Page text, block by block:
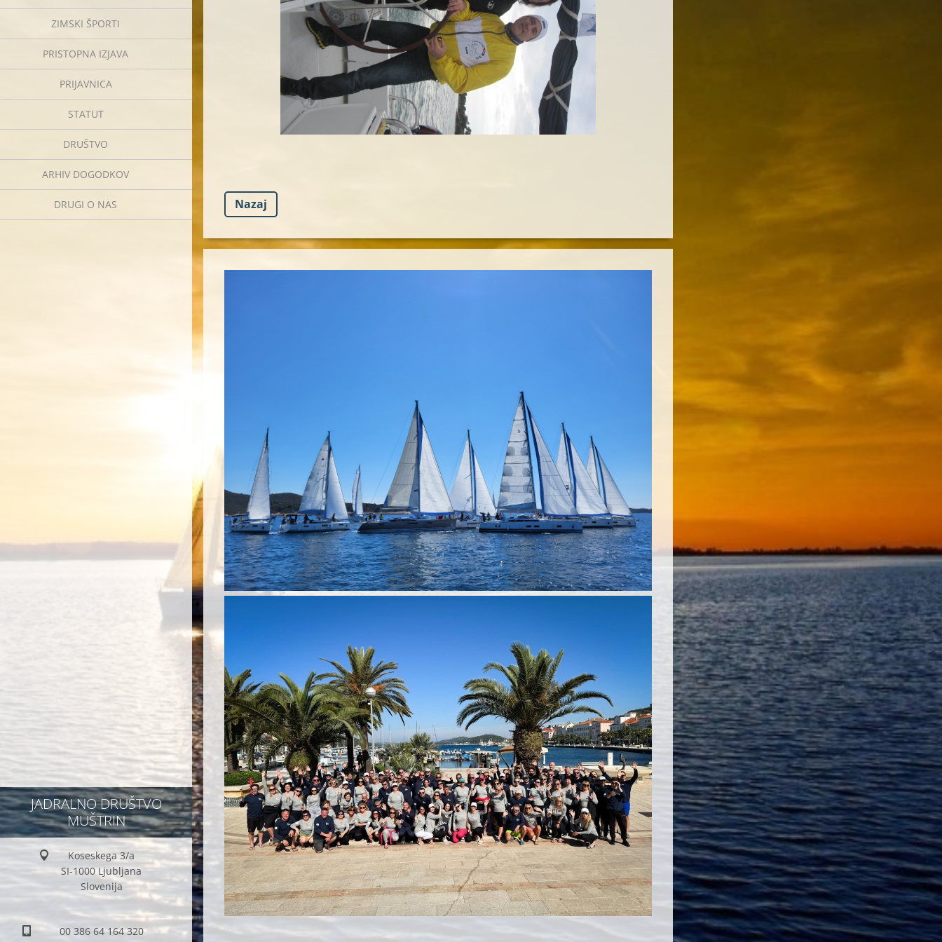
ZIMSKI ŠPORTI
PRISTOPNA IZJAVA
PRIJAVNICA
STATUT
DRUŠTVO
ARHIV DOGODKOV
DRUGI O NAS
JADRALNO DRUŠTVO
MUŠTRIN
Koseskega 3/a
SI-1000 Ljubljana
Slovenija
00 386 64 164 320
Nazaj